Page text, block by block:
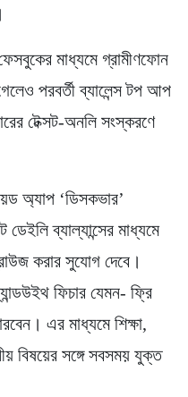
মাধ্যমে গ্রামীণফোন
পরবর্তী ব্যালেন্স টপ আপ
টেক্সট-অনলি সংস্করণে
অ্যাপ ‘ডিসকভার’
ব্যাল্যান্সের মাধ্যমে
করার সুযোগ দেবে।
ফিচার যেমন- ফ্রি
এর মাধ্যমে শিক্ষা,
বিষয়ের সঙ্গে সবসময় যুক্ত